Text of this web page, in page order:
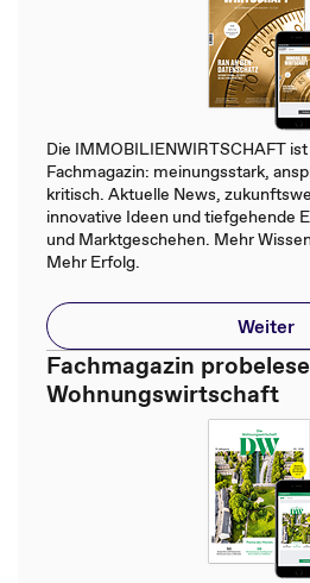
Die IMMOBILIENWIRTSCHAFT
Fachmagazin: meinungsstark,
kritisch. Aktuelle News,
innovative Ideen und tiefgehende
und Marktgeschehen. Mehr
Mehr Erfolg.
Weiter
Fachmagazin
Wohnungswirtschaft